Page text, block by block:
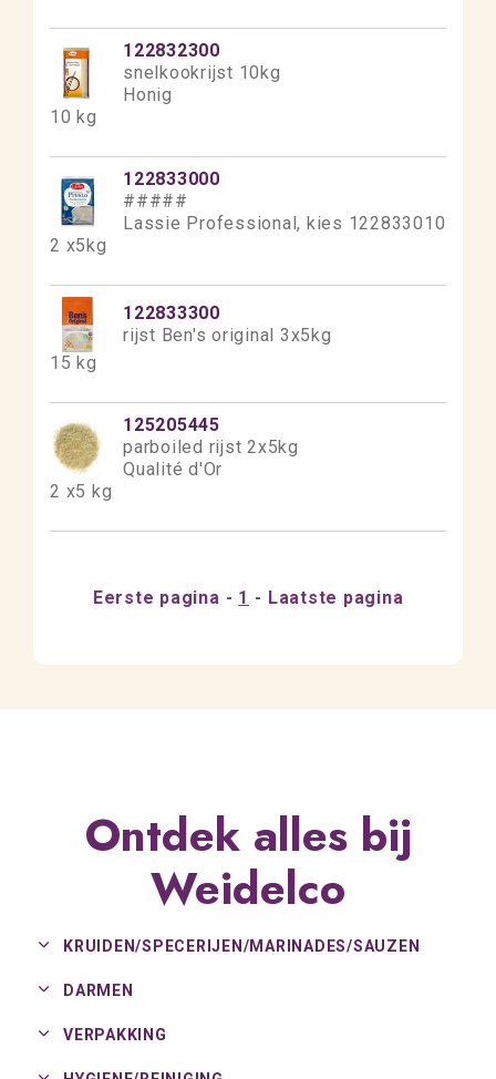
122832300
snelkookrijst 10kg
Honig
10 kg
122833000
#####
Lassie Professional, kies 122833010
2 x5kg
122833300
rijst Ben's original 3x5kg
15 kg
125205445
parboiled rijst 2x5kg
Qualité d'Or
2 x5 kg
Eerste pagina 1 Laatste pagina
Ontdek alles bij
Weidelco
KRUIDEN/SPECERIJEN/MARINADES/SAUZEN
DARMEN
VERPAKKING